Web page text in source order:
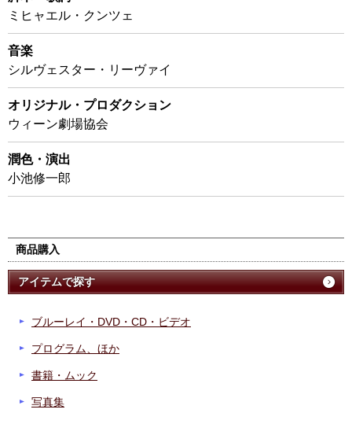
ミヒャエル・クンツェ
音楽
シルヴェスター・リーヴァイ
オリジナル・プロダクション
ウィーン劇場協会
潤色・演出
小池修一郎
商品購入
アイテムで探す
ブルーレイ・DVD・CD・ビデオ
プログラム、ほか
書籍・ムック
写真集